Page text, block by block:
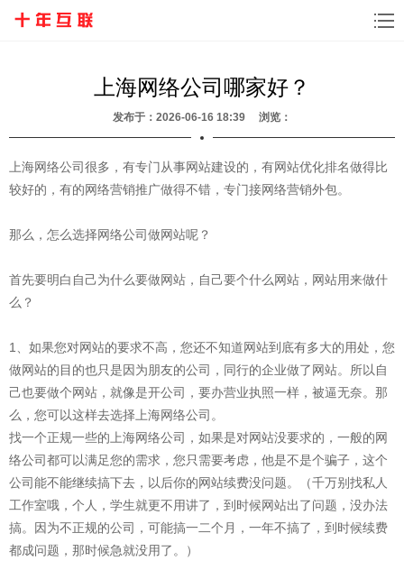
上海网络公司哪家好？
发布于：2026-06-16 18:39 浏览：
上海网络公司很多，有专门从事网站建设的，有网站优化排名做得比
较好的，有的网络营销推广做得不错，专门接网络营销外包。
那么，怎么选择网络公司做网站呢？
首先要明白自己为什么要做网站，自己要个什么网站，网站用来做什
么？
1、如果您对网站的要求不高，您还不知道网站到底有多大的用处，您
做网站的目的也只是因为朋友的公司，同行的企业做了网站。所以自
己也要做个网站，就像是开公司，要办营业执照一样，被逼无奈。那
么，您可以这样去选择上海网络公司。
找一个正规一些的上海网络公司，如果是对网站没要求的，一般的网
络公司都可以满足您的需求，您只需要考虑，他是不是个骗子，这个
公司能不能继续搞下去，以后你的网站续费没问题。（千万别找私人
工作室哦，个人，学生就更不用讲了，到时候网站出了问题，没办法
搞。因为不正规的公司，可能搞一二个月，一年不搞了，到时候续费
都成问题，那时候急就没用了。）